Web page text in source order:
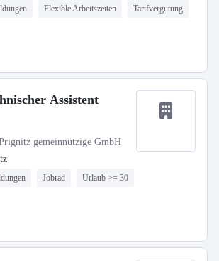
Flexible Arbeitszeiten Tarifvergütung
Assistent
gemeinnützige GmbH
Jobrad Urlaub >= 30